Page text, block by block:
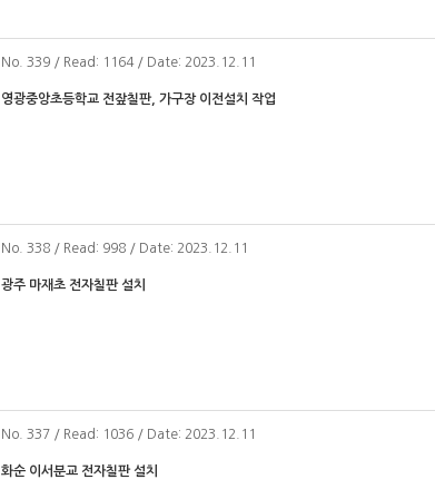
No . 339 / Read: 1164 / Date: 2023.12.11
영광중앙초등학교 전잪칠판, 가구장 이전설치 작업
No . 338 / Read: 998 / Date: 2023.12.11
광주 마재초 전자칠판 설치
No . 337 / Read: 1036 / Date: 2023.12.11
화순 이서분교 전자칠판 설치